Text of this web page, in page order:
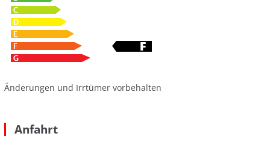
Änderungen und Irrtümer vorbehalten
Anfahrt